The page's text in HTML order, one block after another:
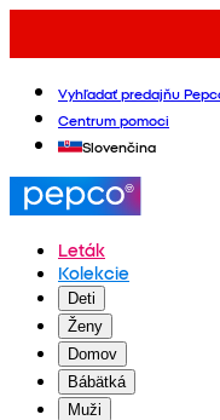
Vyhľadať predajňu
Centrum pomoci
Slovenčina
Leták
Kolekcie
Deti
Ženy
Domov
Bábätká
Muži